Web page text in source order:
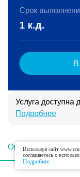
Описание
Срок
1 к.д.
В
Услуга доступна
Подробнее
Используя сайт
соглашаетесь с
Подробнее